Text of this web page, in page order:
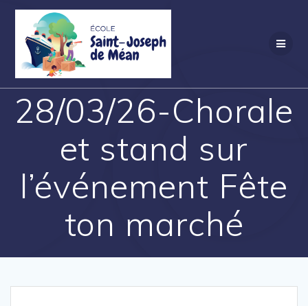
Skip
content
28/03/26-Chorale
et stand sur
l’événement Fête
ton marché